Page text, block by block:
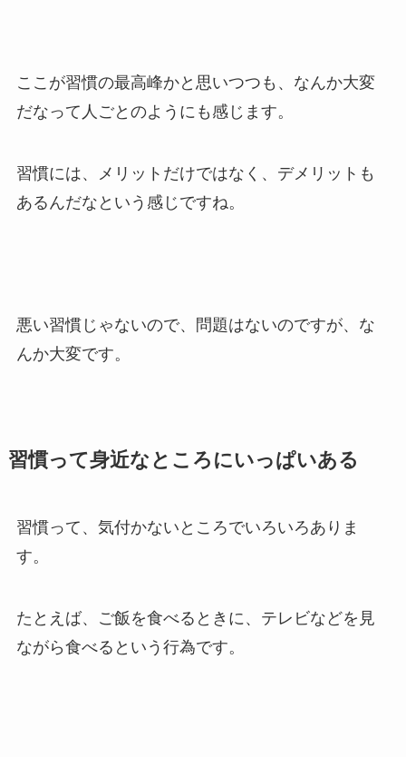
ここが習慣の最高峰かと思いつつも、なんか大変
だなって人ごとのようにも感じます。
習慣には、メリットだけではなく、デメリットも
あるんだなという感じですね。
悪い習慣じゃないので、問題はないのですが、な
んか大変です。
習慣って身近なところにいっぱいある
習慣って、気付かないところでいろいろありま
す。
たとえば、ご飯を食べるときに、テレビなどを見
ながら食べるという行為です。